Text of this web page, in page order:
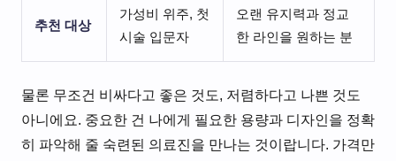
추천 대상
가성비 위주, 첫
시술 입문자
오랜 유지력과 정교
한 라인을 원하는 분
물론 무조건 비싸다고 좋은 것도, 저렴하다고 나쁜 것도
아니에요. 중요한 건 나에게 필요한 용량과 디자인을 정확
히 파악해 줄 숙련된 의료진을 만나는 것이랍니다. 가격만